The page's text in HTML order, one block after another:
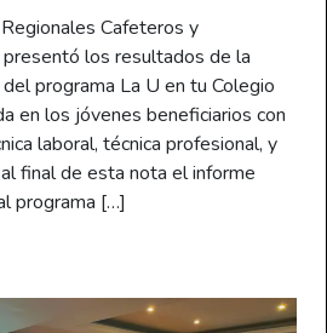
Cafeteros y
los resultados de la
programa La U en tu Colegio
en los jóvenes beneficiarios con
laboral, técnica profesional, y
final de esta nota el informe
programa […]